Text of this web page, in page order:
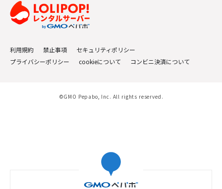
利用規約 禁止事項
セキュリティポリシー
プライバシーポリシー
cookieについて コンビニ決済について
©GMO Pepabo, Inc. All rights reserved.